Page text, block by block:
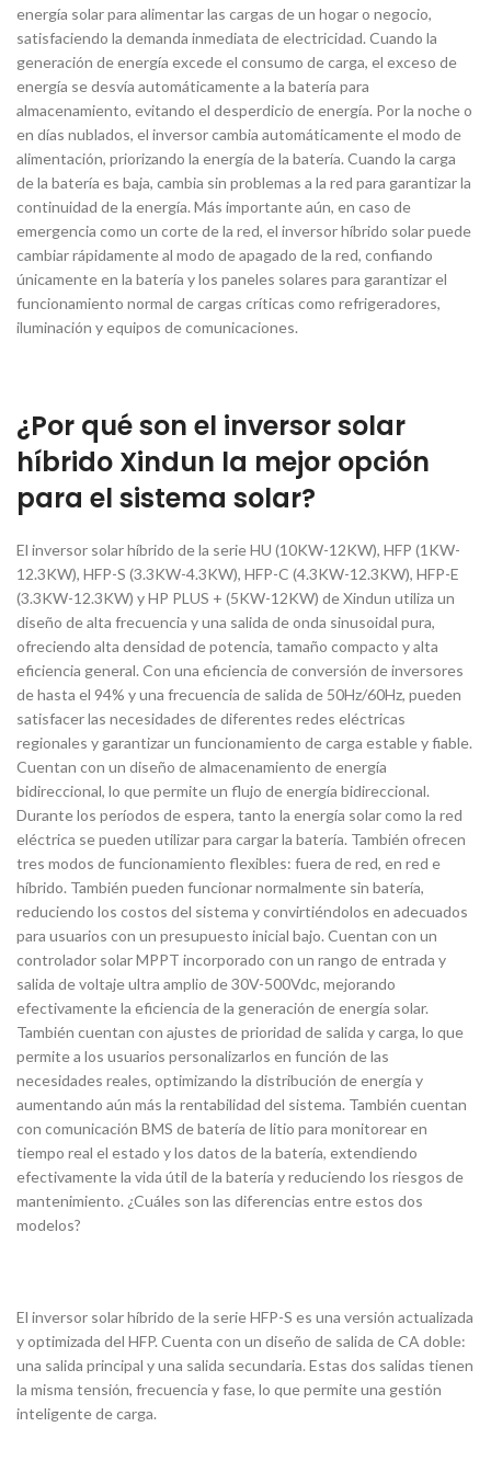
energía solar para alimentar las cargas de un hogar o negocio,
satisfaciendo la demanda inmediata de electricidad. Cuando la
generación de energía excede el consumo de carga, el exceso de
energía se desvía automáticamente a la batería para
almacenamiento, evitando el desperdicio de energía. Por la noche o
en días nublados, el inversor cambia automáticamente el modo de
alimentación, priorizando la energía de la batería. Cuando la carga
de la batería es baja, cambia sin problemas a la red para garantizar la
continuidad de la energía. Más importante aún, en caso de
emergencia como un corte de la red, el inversor híbrido solar puede
cambiar rápidamente al modo de apagado de la red, confiando
únicamente en la batería y los paneles solares para garantizar el
funcionamiento normal de cargas críticas como refrigeradores,
iluminación y equipos de comunicaciones.
¿Por qué son el inversor solar
híbrido Xindun la mejor opción
para el sistema solar?
El inversor solar híbrido de la serie HU (10KW-12KW), HFP (1KW-
12.3KW), HFP-S (3.3KW-4.3KW), HFP-C (4.3KW-12.3KW), HFP-E
(3.3KW-12.3KW) y HP PLUS + (5KW-12KW) de Xindun utiliza un
diseño de alta frecuencia y una salida de onda sinusoidal pura,
ofreciendo alta densidad de potencia, tamaño compacto y alta
eficiencia general. Con una eficiencia de conversión de inversores
de hasta el 94% y una frecuencia de salida de 50Hz/60Hz, pueden
satisfacer las necesidades de diferentes redes eléctricas
regionales y garantizar un funcionamiento de carga estable y fiable.
Cuentan con un diseño de almacenamiento de energía
bidireccional, lo que permite un flujo de energía bidireccional.
Durante los períodos de espera, tanto la energía solar como la red
eléctrica se pueden utilizar para cargar la batería. También ofrecen
tres modos de funcionamiento flexibles: fuera de red, en red e
híbrido. También pueden funcionar normalmente sin batería,
reduciendo los costos del sistema y convirtiéndolos en adecuados
para usuarios con un presupuesto inicial bajo. Cuentan con un
controlador solar MPPT incorporado con un rango de entrada y
salida de voltaje ultra amplio de 30V-500Vdc, mejorando
efectivamente la eficiencia de la generación de energía solar.
También cuentan con ajustes de prioridad de salida y carga, lo que
permite a los usuarios personalizarlos en función de las
necesidades reales, optimizando la distribución de energía y
aumentando aún más la rentabilidad del sistema. También cuentan
con comunicación BMS de batería de litio para monitorear en
tiempo real el estado y los datos de la batería, extendiendo
efectivamente la vida útil de la batería y reduciendo los riesgos de
mantenimiento. ¿Cuáles son las diferencias entre estos dos
modelos?
El inversor solar híbrido de la serie HFP-S es una versión actualizada
y optimizada del HFP. Cuenta con un diseño de salida de CA doble:
una salida principal y una salida secundaria. Estas dos salidas tienen
la misma tensión, frecuencia y fase, lo que permite una gestión
inteligente de carga.